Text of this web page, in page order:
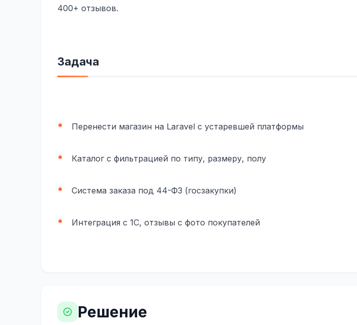
400+ отзывов.
Задача
Перенести магазин на Laravel с устаревшей платформы
Каталог с фильтрацией по типу, размеру, полу
Система заказа под 44-ФЗ (госзакупки)
Интеграция с 1С, отзывы с фото покупателей
Решение